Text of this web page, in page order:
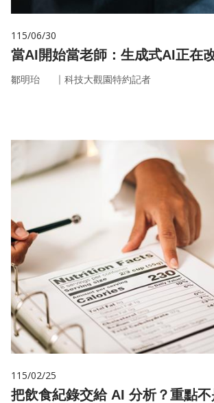
115/06/30
當AI開始當老師：生成式AI正在
鄒明珆 ｜ 科技大觀園特約記者
115/02/25
把飲食紀錄交給 AI 分析？重點